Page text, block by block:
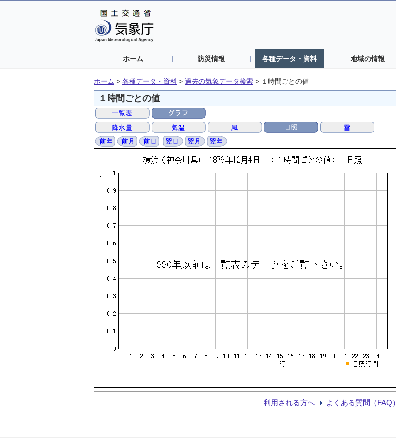
ホーム 防災情報 各種データ・資料 地域の情報
ホーム > 各種データ・資料 > 過去の気象データ検索 > １時間ごとの値
１時間ごとの値
利用される方へ よくある質問（FAQ）